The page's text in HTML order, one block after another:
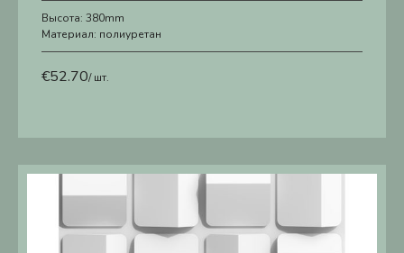
Высота: 380mm
Материал: полиуретан
€52.70/ шт.